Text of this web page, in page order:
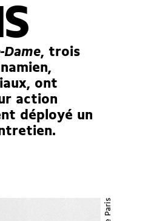
, trois
ont
action
déployé un